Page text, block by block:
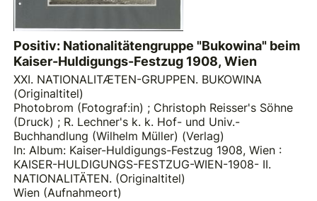
Positiv: Nationalitätengruppe "Bukowina" beim
Kaiser-Huldigungs-Festzug 1908, Wien
XXI. NATIONALITÆTEN-GRUPPEN. BUKOWINA
(Originaltitel)
Photobrom (Fotograf:in) ; Christoph Reisser's Söhne
(Druck) ; R. Lechner's k. k. Hof- und Univ.-
Buchhandlung (Wilhelm Müller) (Verlag)
In: Album: Kaiser-Huldigungs-Festzug 1908, Wien :
KAISER-HULDIGUNGS-FESTZUG-WIEN-1908- II.
NATIONALITÄTEN. (Originaltitel)
Wien (Aufnahmeort)